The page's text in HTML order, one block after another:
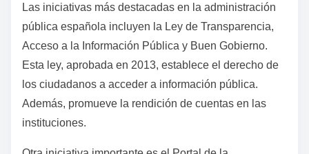
Las iniciativas más destacadas en la administración
pública española incluyen la Ley de Transparencia,
Acceso a la Información Pública y Buen Gobierno.
Esta ley, aprobada en 2013, establece el derecho de
los ciudadanos a acceder a información pública.
Además, promueve la rendición de cuentas en las
instituciones.